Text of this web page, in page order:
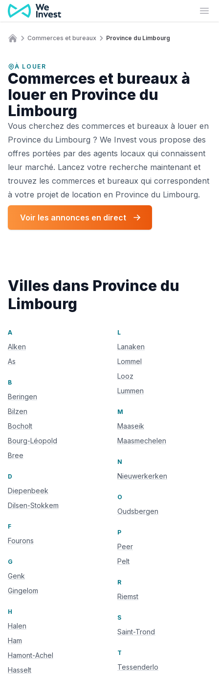
Aller au contenu
Commerces et bureaux Province du Limbourg
À LOUER
Commerces et bureaux à
louer en Province du
Limbourg
Vous cherchez des commerces et bureaux à louer en
Province du Limbourg ? We Invest vous propose des
offres portées par des agents locaux qui connaissent
leur marché. Lancez votre recherche maintenant et
trouvez les commerces et bureaux qui correspondent
à votre projet de location en Province du Limbourg.
Voir les annonces en direct
Villes dans Province du
Limbourg
A
Alken
As
B
Beringen
Bilzen
Bocholt
Bourg-Léopold
Bree
D
Diepenbeek
Dilsen-Stokkem
F
Fourons
G
Genk
Gingelom
H
Halen
Ham
Hamont-Achel
Hasselt
L
Lanaken
Lommel
Looz
Lummen
M
Maaseik
Maasmechelen
N
Nieuwerkerken
O
Oudsbergen
P
Peer
Pelt
R
Riemst
S
Saint-Trond
T
Tessenderlo